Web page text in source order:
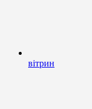
вітрин